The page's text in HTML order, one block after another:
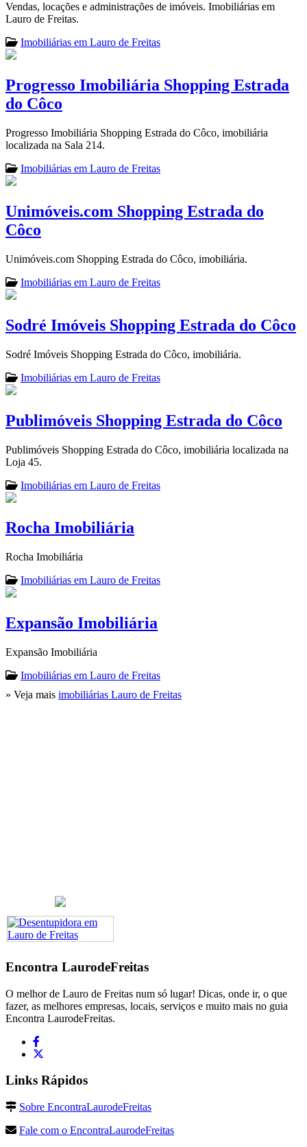
Vendas, locações e administrações de imóveis. Imobiliárias em
Lauro de Freitas.
Imobiliárias em Lauro de Freitas
Progresso Imobiliária Shopping Estrada
do Côco
Progresso Imobiliária Shopping Estrada do Côco, imobiliária
localizada na Sala 214.
Imobiliárias em Lauro de Freitas
Unimóveis.com Shopping Estrada do
Côco
Unimóveis.com Shopping Estrada do Côco, imobiliária.
Imobiliárias em Lauro de Freitas
Sodré Imóveis Shopping Estrada do Côco
Sodré Imóveis Shopping Estrada do Côco, imobiliária.
Imobiliárias em Lauro de Freitas
Publimóveis Shopping Estrada do Côco
Publimóveis Shopping Estrada do Côco, imobiliária localizada na
Loja 45.
Imobiliárias em Lauro de Freitas
Rocha Imobiliária
Rocha Imobiliária
Imobiliárias em Lauro de Freitas
Expansão Imobiliária
Expansão Imobiliária
Imobiliárias em Lauro de Freitas
» Veja mais imobiliárias Lauro de Freitas
Encontra LaurodeFreitas
O melhor de Lauro de Freitas num só lugar! Dicas, onde ir, o que
fazer, as melhores empresas, locais, serviços e muito mais no guia
Encontra LaurodeFreitas.
Links Rápidos
Sobre EncontraLaurodeFreitas
Fale com o EncontraLaurodeFreitas